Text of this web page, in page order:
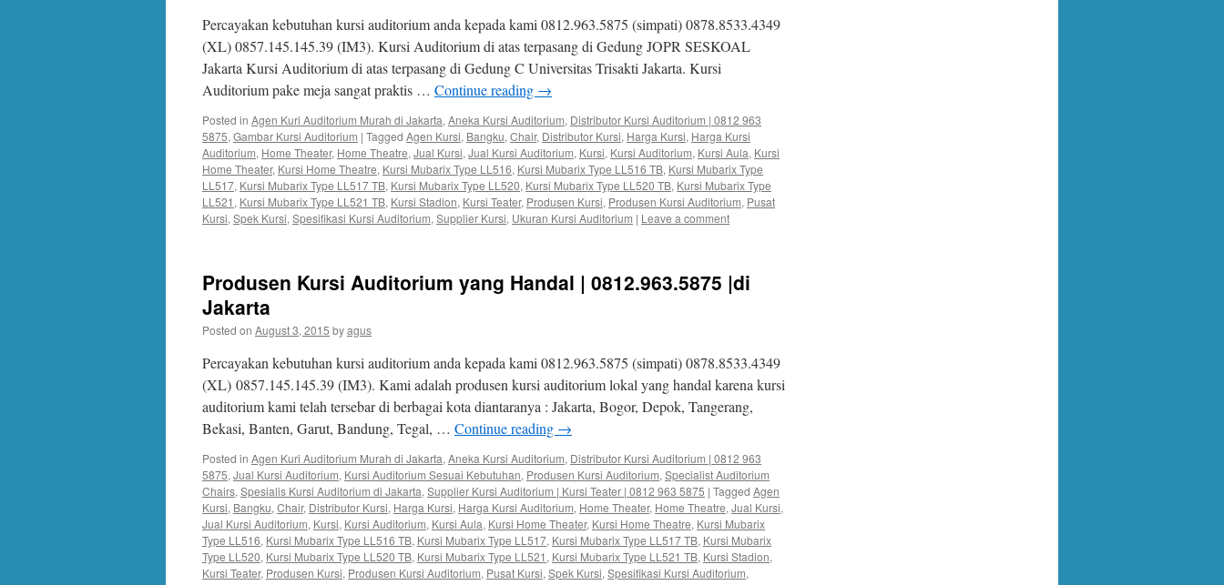
Percayakan kebutuhan kursi auditorium anda kepada kami 0812.963.5875 (simpati) 0878.8533.4349
(XL) 0857.145.145.39 (IM3). Kursi Auditorium di atas terpasang di Gedung JOPR SESKOAL
Jakarta Kursi Auditorium di atas terpasang di Gedung C Universitas Trisakti Jakarta. Kursi
Auditorium pake meja sangat praktis … Continue reading →
Posted in Agen Kuri Auditorium Murah di Jakarta, Aneka Kursi Auditorium, Distributor Kursi Auditorium | 0812 963
5875, Gambar Kursi Auditorium | Tagged Agen Kursi, Bangku, Chair, Distributor Kursi, Harga Kursi, Harga Kursi
Auditorium, Home Theater, Home Theatre, Jual Kursi, Jual Kursi Auditorium, Kursi, Kursi Auditorium, Kursi Aula, Kursi
Home Theater, Kursi Home Theatre, Kursi Mubarix Type LL516, Kursi Mubarix Type LL516 TB, Kursi Mubarix Type
LL517, Kursi Mubarix Type LL517 TB, Kursi Mubarix Type LL520, Kursi Mubarix Type LL520 TB, Kursi Mubarix Type
LL521 , Kursi Mubarix Type LL521 TB, Kursi Stadion, Kursi Teater, Produsen Kursi, Produsen Kursi Auditorium, Pusat
Kursi, Spek Kursi, Spesifikasi Kursi Auditorium, Supplier Kursi, Ukuran Kursi Auditorium | Leave a comment
Produsen Kursi Auditorium yang Handal | 0812.963.5875 |di
Jakarta
Posted on August 3, 2015 byagus
Percayakan kebutuhan kursi auditorium anda kepada kami 0812.963.5875 (simpati) 0878.8533.4349
(XL) 0857.145.145.39 (IM3). Kami adalah produsen kursi auditorium lokal yang handal karena kursi
auditorium kami telah tersebar di berbagai kota diantaranya : Jakarta, Bogor, Depok, Tangerang,
Bekasi, Banten, Garut, Bandung, Tegal, … Continue reading →
Posted in Agen Kuri Auditorium Murah di Jakarta, Aneka Kursi Auditorium, Distributor Kursi Auditorium | 0812 963
5875, Jual Kursi Auditorium, Kursi Auditorium Sesuai Kebutuhan, Produsen Kursi Auditorium, Specialist Auditorium
Chairs, Spesialis Kursi Auditorium di Jakarta, Supplier Kursi Auditorium | Kursi Teater | 0812 963 5875 | Tagged Agen
Kursi, Bangku, Chair, Distributor Kursi, Harga Kursi, Harga Kursi Auditorium, Home Theater, Home Theatre, Jual Kursi,
Jual Kursi Auditorium, Kursi, Kursi Auditorium, Kursi Aula, Kursi Home Theater, Kursi Home Theatre, Kursi Mubarix
Type LL516, Kursi Mubarix Type LL516 TB, Kursi Mubarix Type LL517, Kursi Mubarix Type LL517 TB, Kursi Mubarix
Type LL520, Kursi Mubarix Type LL520 TB, Kursi Mubarix Type LL521 , Kursi Mubarix Type LL521 TB, Kursi Stadion,
Kursi Teater, Produsen Kursi, Produsen Kursi Auditorium, Pusat Kursi, Spek Kursi, Spesifikasi Kursi Auditorium,